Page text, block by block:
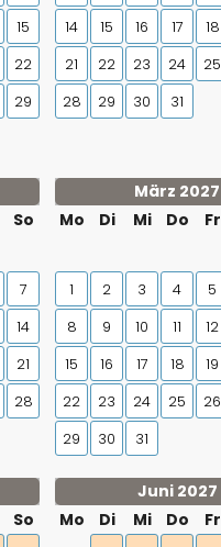
15
22
29
14
15 16 17 18
21
22 23 24 25
28
29 30 31
So
7
14
21
28
März 2027
Mo
Di Mi Do Fr
1 2 3 4 5
8
9 10 11 12
15
16 17 18 19
22
23 24 25 26
29
30 31
So
Juni 2027
Mo
Di Mi Do Fr